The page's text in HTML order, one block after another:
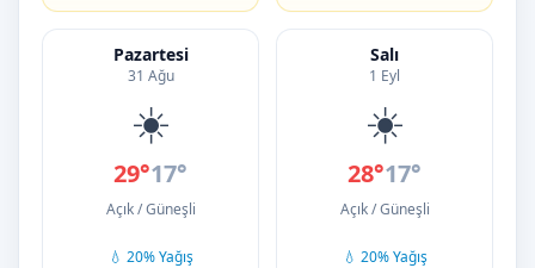
Pazartesi
31 Ağu
☀️
29°17°
Açık / Güneşli
💧 20% Yağış
Salı
1 Eyl
☀️
28°17°
Açık / Güneşli
💧 20% Yağış